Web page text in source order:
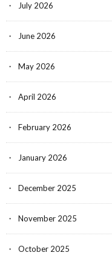
July 2026
June 2026
May 2026
April 2026
February 2026
January 2026
December 2025
November 2025
October 2025